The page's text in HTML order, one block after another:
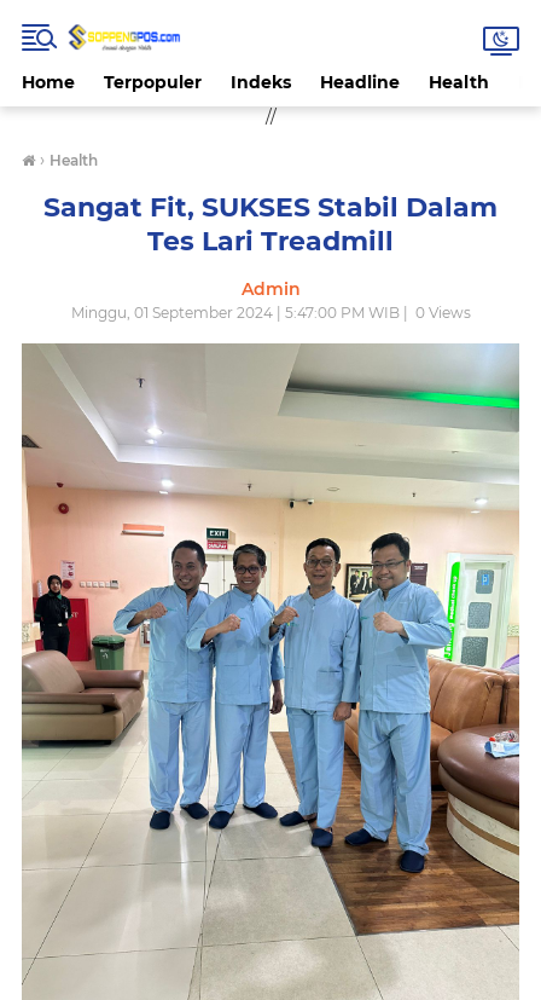
Home Terpopuler Indeks Headline Health
//
› Health
Sangat Fit, SUKSES Stabil Dalam
Tes Lari Treadmill
Admin
Minggu, 01 September 2024 | 5:47:00 PM WIB | 0Views